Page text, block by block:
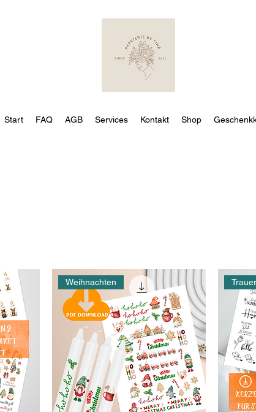
Start FAQ AGB Services Kontakt Shop
Weihnachten Trauer